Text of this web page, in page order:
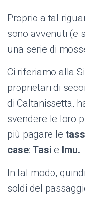
Proprio a tal
sono avvenuti (e
una serie di
Ci riferiamo alla
proprietari di
di Caltanissetta,
svendere le loro
più pagare le
case: Tasi e Imu.
In tal modo,
soldi del